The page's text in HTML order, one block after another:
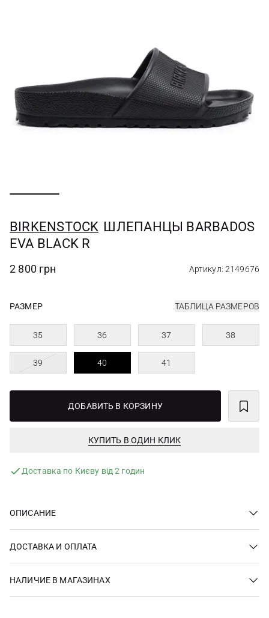
BIRKENSTOCK ШЛЕПАНЦЫ BARBADOS
EVA BLACK R
2 800 грн Артикул: 2149676
РАЗМЕР ТАБЛИЦА РАЗМЕРОВ
35 36 37 38
39 40 41
ДОБАВИТЬ В КОРЗИНУ
КУПИТЬ В ОДИН КЛИК
Доставка по Києву від 2 годин
ОПИСАНИЕ
ДОСТАВКА И ОПЛАТА
НАЛИЧИЕ В МАГАЗИНАХ